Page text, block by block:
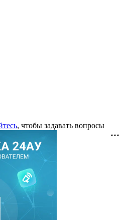
, чтобы задавать вопросы